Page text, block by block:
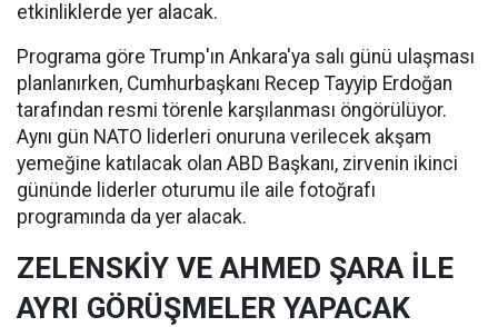
etkinliklerde yer alacak.
Programa göre Trump'ın Ankara'ya salı günü ulaşması
planlanırken, Cumhurbaşkanı Recep Tayyip Erdoğan
tarafından resmi törenle karşılanması öngörülüyor.
Aynı gün NATO liderleri onuruna verilecek akşam
yemeğine katılacak olan ABD Başkanı, zirvenin ikinci
gününde liderler oturumu ile aile fotoğrafı
programında da yer alacak.
ZELENSKİY VE AHMED ŞARA İLE
AYRI GÖRÜŞMELER YAPACAK